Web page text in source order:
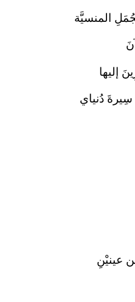
المنسيَّة
إليها
سِيرةَ دُنياي
عينيْنِ